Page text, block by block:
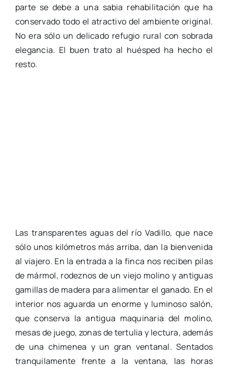
parte se debe a una sabia rehabilitación que ha
conservado todo el atractivo del ambiente original.
No era sólo un delicado refugio rural con sobrada
elegancia. El buen trato al huésped ha hecho el
resto.
Las transparentes aguas del río Vadillo, que nace
sólo unos kilómetros más arriba, dan la bienvenida
al viajero. En la entrada a la finca nos reciben pilas
de mármol, rodeznos de un viejo molino y antiguas
gamillas de madera para alimentar el ganado. En el
interior nos aguarda un enorme y luminoso salón,
que conserva la antigua maquinaria del molino,
mesas de juego, zonas de tertulia y lectura, además
de una chimenea y un gran ventanal. Sentados
tranquilamente frente a la ventana, las horas